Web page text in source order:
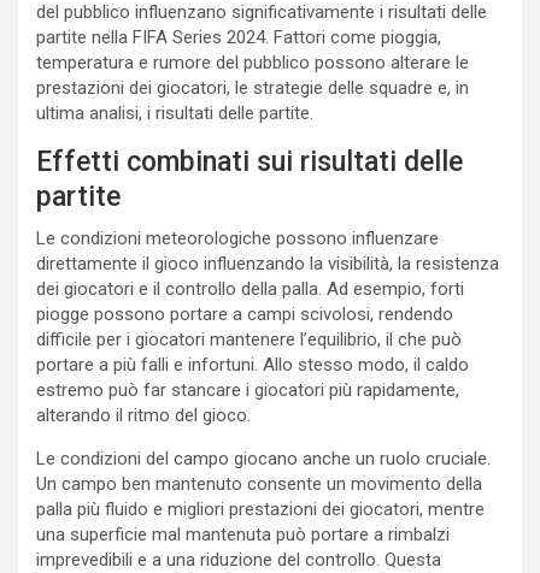
del pubblico influenzano significativamente i risultati delle
partite nella FIFA Series 2024. Fattori come pioggia,
temperatura e rumore del pubblico possono alterare le
prestazioni dei giocatori, le strategie delle squadre e, in
ultima analisi, i risultati delle partite.
Effetti combinati sui risultati delle
partite
Le condizioni meteorologiche possono influenzare
direttamente il gioco influenzando la visibilità, la resistenza
dei giocatori e il controllo della palla. Ad esempio, forti
piogge possono portare a campi scivolosi, rendendo
difficile per i giocatori mantenere l’equilibrio, il che può
portare a più falli e infortuni. Allo stesso modo, il caldo
estremo può far stancare i giocatori più rapidamente,
alterando il ritmo del gioco.
Le condizioni del campo giocano anche un ruolo cruciale.
Un campo ben mantenuto consente un movimento della
palla più fluido e migliori prestazioni dei giocatori, mentre
una superficie mal mantenuta può portare a rimbalzi
imprevedibili e a una riduzione del controllo. Questa